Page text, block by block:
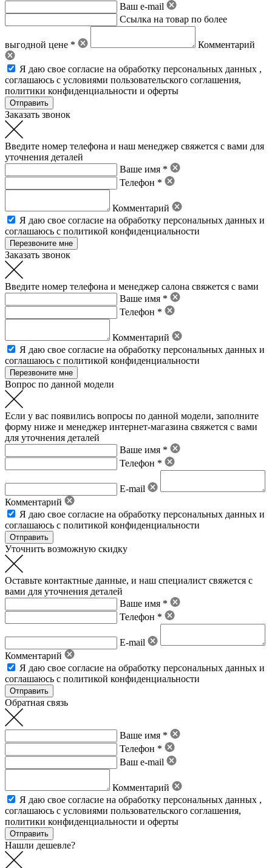
Ваш e-mail
Ссылка на товар по более
выгодной цене * Комментарий
Я даю свое согласие на обработку персональных данных ,
соглашаюсь с условиями пользовательского соглашения,
политики конфиденциальности и оферты
Заказать звонок
Введите номер телефона и наш менеджер свяжется с вами для
уточнения деталей
Ваше имя *
Телефон *
Комментарий
Я даю свое согласие на обработку персональных данных и
соглашаюсь с политикой конфиденциальности
Заказать звонок
Введите номер телефона и менеджер салона свяжется с вами
Ваше имя *
Телефон *
Комментарий
Я даю свое согласие на обработку персональных данных и
соглашаюсь с политикой конфиденциальности
Вопрос по данной модели
Если у вас появились вопросы по данной модели, заполните
форму ниже и менеджер интернет-магазина свяжется с вами
для уточнения деталей
Ваше имя *
Телефон *
E-mail
Комментарий
Я даю свое согласие на обработку персональных данных и
соглашаюсь с политикой конфиденциальности
Уточнить возможную скидку
Оставьте контактные данные, и наш специалист свяжется с
вами для уточнения деталей
Ваше имя *
Телефон *
E-mail
Комментарий
Я даю свое согласие на обработку персональных данных и
соглашаюсь с политикой конфиденциальности
Обратная связь
Ваше имя *
Телефон *
Ваш e-mail
Комментарий
Я даю свое согласие на обработку персональных данных ,
соглашаюсь с условиями пользовательского соглашения,
политики конфиденциальности и оферты
Нашли дешевле?